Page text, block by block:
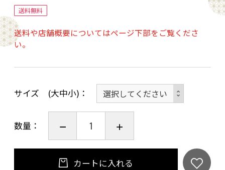
製
小 チタン製マンホールメダル ￥1.500
材質 マンホール…チタン製 外枠はありま
①霧島市 クロガネモチ ヤマツバキ
②霧島市 ミヤマキリシマ ホオジロ
送料無料
送料や店舗概要についてはページ下部をご覧くださ
い。
サイズ (大中小)
数量：
カートに入れる